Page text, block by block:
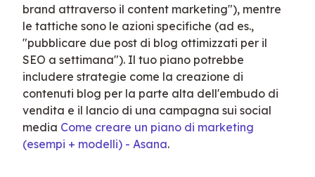
brand attraverso il content marketing"), mentre
le tattiche sono le azioni specifiche (ad es.,
"pubblicare due post di blog ottimizzati per il
SEO a settimana"). Il tuo piano potrebbe
includere strategie come la creazione di
contenuti blog per la parte alta dell'embudo di
vendita e il lancio di una campagna sui social
media Come creare un piano di marketing
(esempi + modelli) - Asana.